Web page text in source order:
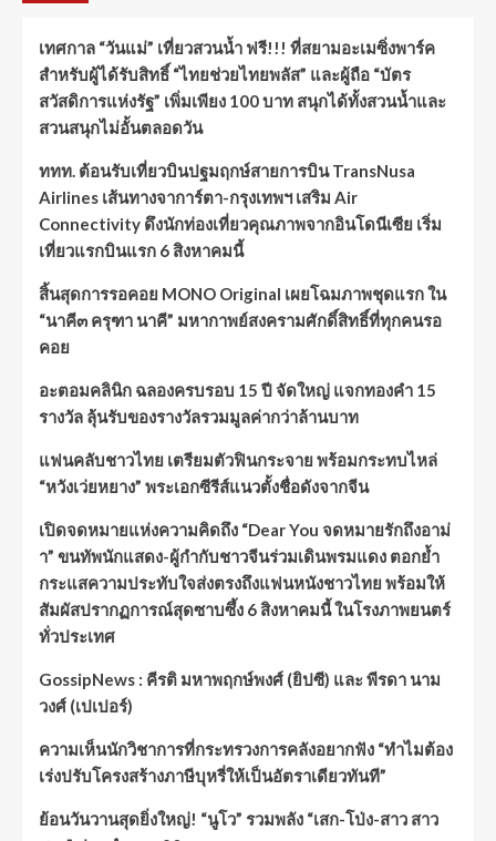
เทศกาล “วันแม่” เที่ยวสวนน้ำ ฟรี!!! ที่สยามอะเมซิ่งพาร์ค
สำหรับผู้ได้รับสิทธิ์ “ไทยช่วยไทยพลัส” และผู้ถือ “บัตร
สวัสดิการแห่งรัฐ” เพิ่มเพียง 100 บาท สนุกได้ทั้งสวนน้ำและ
สวนสนุกไม่อั้นตลอดวัน
ททท. ต้อนรับเที่ยวบินปฐมฤกษ์สายการบิน TransNusa
Airlines เส้นทางจาการ์ตา-กรุงเทพฯ เสริม Air
Connectivity ดึงนักท่องเที่ยวคุณภาพจากอินโดนีเซีย เริ่ม
เที่ยวแรกบินแรก 6 สิงหาคมนี้
สิ้นสุดการรอคอย MONO Original เผยโฉมภาพชุดแรก ใน
“นาคี๓ ครุฑา นาคี” มหากาพย์สงครามศักดิ์สิทธิ์ที่ทุกคนรอ
คอย
อะตอมคลินิก ฉลองครบรอบ 15 ปี จัดใหญ่ แจกทองคำ 15
รางวัล ลุ้นรับของรางวัลรวมมูลค่ากว่าล้านบาท
แฟนคลับชาวไทย เตรียมตัวฟินกระจาย พร้อมกระทบไหล่
“หวังเว่ยหยาง” พระเอกซีรีส์แนวตั้งชื่อดังจากจีน
เปิดจดหมายแห่งความคิดถึง “Dear You จดหมายรักถึงอาม่
า” ขนทัพนักแสดง-ผู้กำกับชาวจีนร่วมเดินพรมแดง ตอกย้ำ
กระแสความประทับใจส่งตรงถึงแฟนหนังชาวไทย พร้อมให้
สัมผัสปรากฏการณ์สุดซาบซึ้ง 6 สิงหาคมนี้ ในโรงภาพยนตร์
ทั่วประเทศ
GossipNews : คีรติ มหาพฤกษ์พงศ์ (ยิปซี) และ พีรดา นาม
วงศ์ (เปเปอร์)
ความเห็นนักวิชาการที่กระทรวงการคลังอยากฟัง “ทำไมต้อง
เร่งปรับโครงสร้างภาษีบุหรี่ให้เป็นอัตราเดียวทันที”
ย้อนวันวานสุดยิ่งใหญ่! “นูโว” รวมพลัง “เสก-โป่ง-สาว สาว